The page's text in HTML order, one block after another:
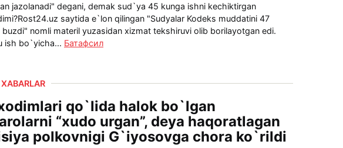
jazolanadi" degani, demak sud`ya 45 kunga ishni kechiktirgan
saytida e`lon qilingan "Sudyalar Kodeks muddatini 47
buzdi" nomli materil yuzasidan xizmat tekshiruvi olib borilayotgan edi.
ish bo`yicha... Батафсил
qo`lida halok bo`lgan
“xudo urgan”, deya haqoratlagan
polkovnigi G`iyosovga chora ko`rildi